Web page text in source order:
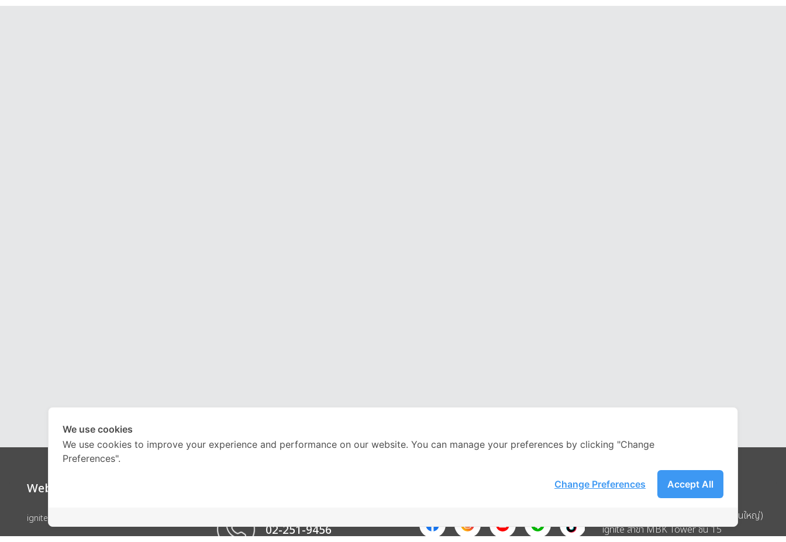
Website
ignite by OnDemand
02-251-9456
Address
บริษัท อิกไนท์ เอ สตาร์ จำกัด (สำนักงานใหญ่)
ignite สาขา MBK Tower ชั้น 15
We use cookies
We use cookies to improve your experience and performance on our website. You can manage your preferences by clicking "Change
Preferences".
Accept All
Change Preferences